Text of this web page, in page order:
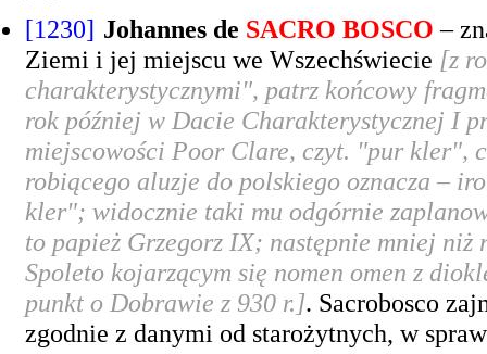
[1230] Johannes de SACRO BOSCO –
Ziemi i jej miejscu we Wszechświecie [z
charakterystycznymi", patrz końcowy
rok później w Dacie Charakterystycznej I
miejscowości Poor Clare, czyt. "pur kler",
robiącego aluzje do polskiego oznacza –
kler"; widocznie taki mu odgórnie
to papież Grzegorz IX; następnie mniej niż
Spoleto kojarzącym się nomen omen z
punkt o Dobrawie z 930 r.]. Sacrobosco
zgodnie z danymi od starożytnych, w